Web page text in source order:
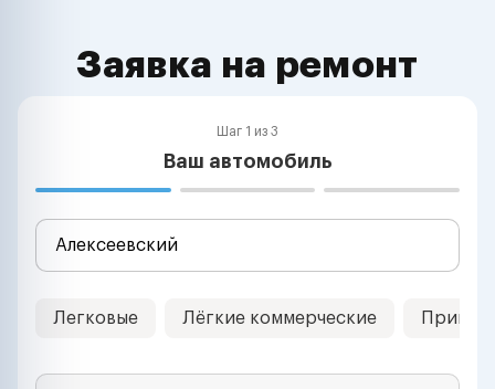
Заявка на ремонт
Шаг 1 из 3
Ваш автомобиль
Легковые Лёгкие коммерческие